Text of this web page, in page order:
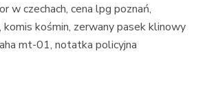
w czechach, cena lpg poznań,
kośmin, zerwany pasek klinowy
mt-01, notatka policyjna